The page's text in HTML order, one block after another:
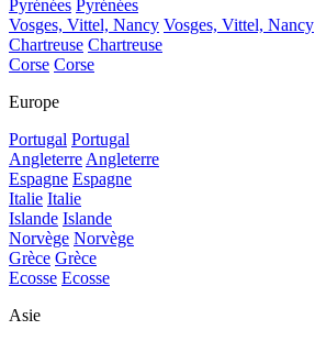
Pyrénées Pyrénées
Vosges, Vittel, Nancy Vosges, Vittel, Nancy
Chartreuse Chartreuse
Corse Corse
Europe
Portugal Portugal
Angleterre Angleterre
Espagne Espagne
Italie Italie
Islande Islande
Norvège Norvège
Grèce Grèce
Ecosse Ecosse
Asie